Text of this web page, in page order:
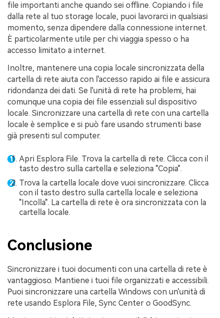
file importanti anche quando sei offline. Copiando i file
dalla rete al tuo storage locale, puoi lavorarci in qualsiasi
momento, senza dipendere dalla connessione internet.
È particolarmente utile per chi viaggia spesso o ha
accesso limitato a internet.
Inoltre, mantenere una copia locale sincronizzata della
cartella di rete aiuta con l'accesso rapido ai file e assicura
ridondanza dei dati. Se l'unità di rete ha problemi, hai
comunque una copia dei file essenziali sul dispositivo
locale. Sincronizzare una cartella di rete con una cartella
locale è semplice e si può fare usando strumenti base
già presenti sul computer.
Apri Esplora File. Trova la cartella di rete. Clicca con il
tasto destro sulla cartella e seleziona "Copia".
Trova la cartella locale dove vuoi sincronizzare. Clicca
con il tasto destro sulla cartella locale e seleziona
"Incolla". La cartella di rete è ora sincronizzata con la
cartella locale.
Conclusione
Sincronizzare i tuoi documenti con una cartella di rete è
vantaggioso. Mantiene i tuoi file organizzati e accessibili.
Puoi sincronizzare una cartella Windows con un'unità di
rete usando Esplora File, Sync Center o GoodSync.